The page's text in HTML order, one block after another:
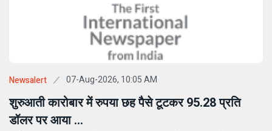
Newsalert 07-Aug-2026, 10:05 AM
शुरुआती कारोबार में रुपया छह पैसे टूटकर 95.28 प्रति
डॉलर पर आया ...